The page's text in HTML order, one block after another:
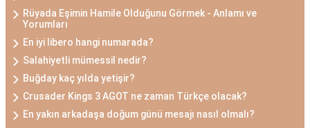
Rüyada Eşimin Hamile Olduğunu Görmek - Anlamı ve
Yorumları
En iyi libero hangi numarada?
Salahiyetli mümessil nedir?
Buğday kaç yılda yetişir?
Crusader Kings 3 AGOT ne zaman Türkçe olacak?
En yakın arkadaşa doğum günü mesajı nasıl olmalı?